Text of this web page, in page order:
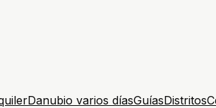
Danubio varios díasGuíasDistritos